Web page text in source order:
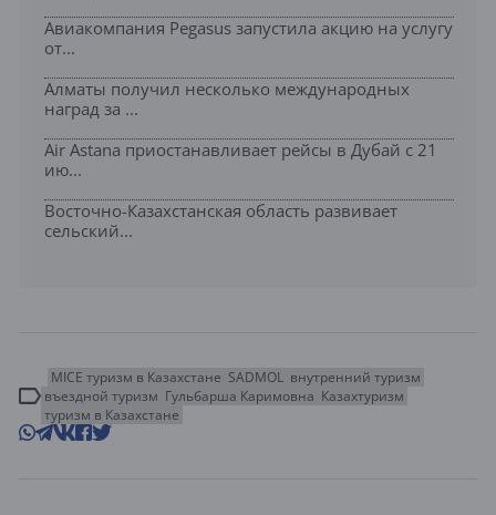
Авиакомпания Pegasus запустила акцию на услугу
от...
Алматы получил несколько международных
наград за ...
Air Astana приостанавливает рейсы в Дубай с 21
ию...
Восточно-Казахстанская область развивает
сельский...
MICE туризм в Казахстане SADMOL внутренний туризм
въездной туризм Гульбарша Каримовна Казахтуризм
туризм в Казахстане